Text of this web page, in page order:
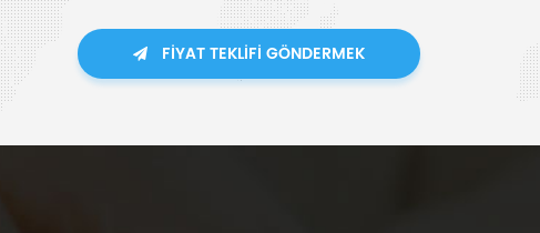
FIYAT TEKLIFI GÖNDERMEK